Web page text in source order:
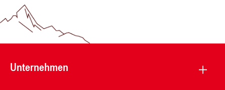
Unternehmen